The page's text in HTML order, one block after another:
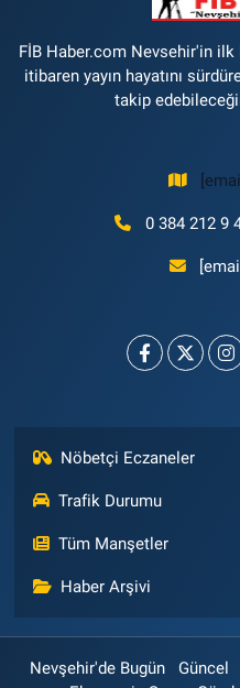
FİB Haber.com Nevsehir'in ilk
itibaren yayın hayatını
takip
0 384 212 9
Nöbetçi Eczaneler
Trafik Durumu
Tüm Manşetler
Haber Arşivi
Nevşehir'de Bugün Güncel